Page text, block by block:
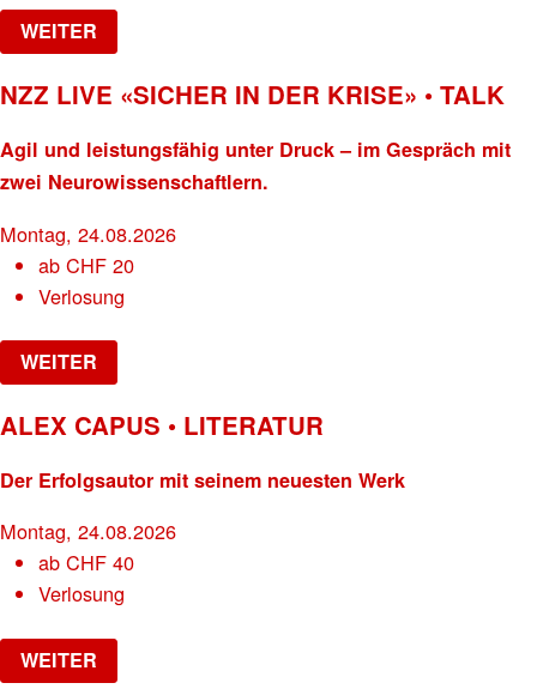
WEITER
NZZ LIVE «SICHER IN DER KRISE» • TALK
Agil und leistungsfähig unter Druck – im Gespräch mit
zwei Neurowissenschaftlern.
Montag, 24.08.2026
abCHF 20
Verlosung
WEITER
ALEX CAPUS • LITERATUR
Der Erfolgsautor mit seinem neuesten Werk
Montag, 24.08.2026
abCHF 40
Verlosung
WEITER